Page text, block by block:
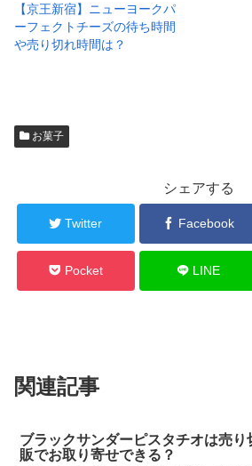
【京王新宿】ニューヨークパ
ーフェクトチーズの待ち時間
や売り切れ時間は？
お菓子
シェアする
Twitter Facebook
Pocket LINE
関連記事
ブラックサンダーピスタチオは売り
販でお取り寄せできる？